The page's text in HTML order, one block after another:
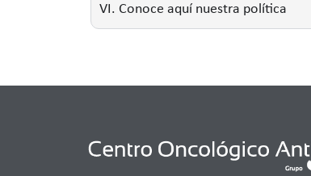
VI. Conoce aquí nuestra política